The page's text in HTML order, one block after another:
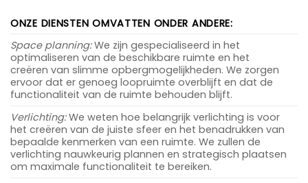
ONZE DIENSTEN OMVATTEN ONDER ANDERE:
Space planning:We zijn gespecialiseerd in het
optimaliseren van de beschikbare ruimte en het
creëren van slimme opbergmogelijkheden. We zorgen
ervoor dat er genoeg loopruimte overblijft en dat de
functionaliteit van de ruimte behouden blijft.
Verlichting:We weten hoe belangrijk verlichting is voor
het creëren van de juiste sfeer en het benadrukken van
bepaalde kenmerken van een ruimte. We zullen de
verlichting nauwkeurig plannen en strategisch plaatsen
om maximale functionaliteit te bereiken.